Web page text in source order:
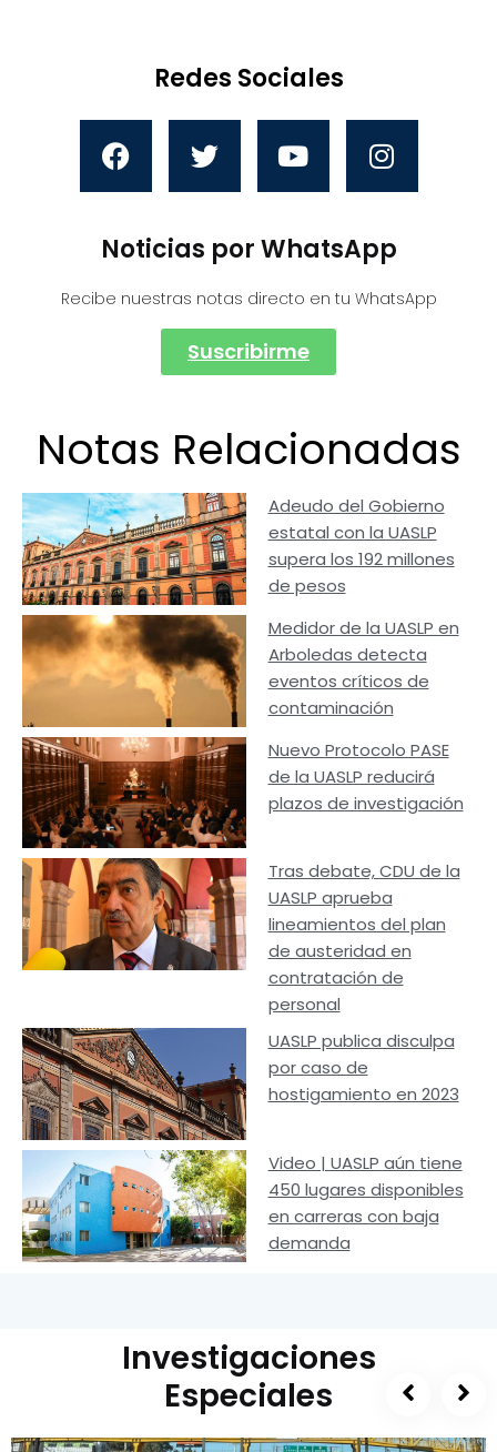
Redes Sociales
Noticias por WhatsApp
Recibe nuestras notas directo en tu WhatsApp
Suscribirme
Notas Relacionadas
Adeudo del Gobierno
estatal con la UASLP
supera los 192 millones
de pesos
Medidor de la UASLP en
Arboledas detecta
eventos críticos de
contaminación
Nuevo Protocolo PASE
de la UASLP reducirá
plazos de investigación
Tras debate, CDU de la
UASLP aprueba
lineamientos del plan
de austeridad en
contratación de
personal
UASLP publica disculpa
por caso de
hostigamiento en 2023
Video | UASLP aún tiene
450 lugares disponibles
en carreras con baja
demanda
Investigaciones
Especiales